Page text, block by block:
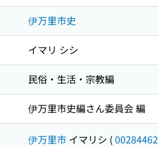
伊万里市史
イマリ シシ
民俗・生活・宗教編
伊万里市史編さん委員会 編
伊万里市 イマリシ (00284462